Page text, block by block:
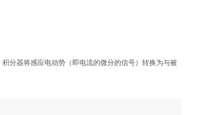
分器将感应电动势（即电流的微分的信号）转换为与被